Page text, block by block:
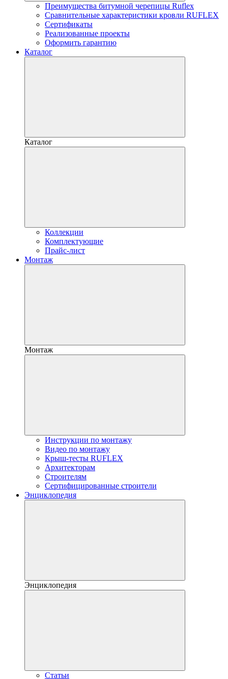
Преимущества битумной черепицы Ruflex
Сравнительные характеристики кровли RUFLEX
Сертификаты
Реализованные проекты
Оформить гарантию
Каталог
Каталог
Коллекции
Комплектующие
Прайс-лист
Монтаж
Монтаж
Инструкции по монтажу
Видео по монтажу
Крыш-тесты RUFLEX
Архитекторам
Строителям
Сертифицированные строители
Энциклопедия
Энциклопедия
Статьи